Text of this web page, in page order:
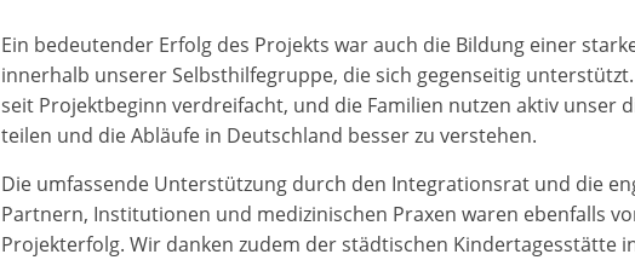
Ein bedeutender Erfolg des Projekts war auch die Bildung einer
innerhalb unserer Selbsthilfegruppe, die sich gegenseitig
seit Projektbeginn verdreifacht, und die Familien nutzen aktiv unser
teilen und die Abläufe in Deutschland besser zu verstehen.
Die umfassende Unterstützung durch den Integrationsrat und die
Partnern, Institutionen und medizinischen Praxen waren ebenfalls
Projekterfolg. Wir danken zudem der städtischen Kindertagesstätte